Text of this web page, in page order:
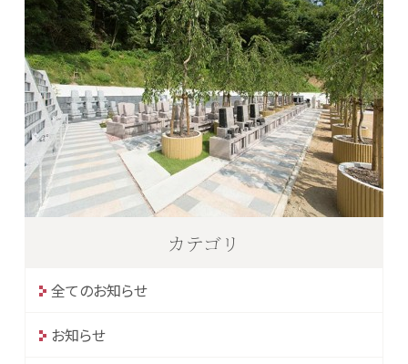
カテゴリ
全てのお知らせ
お知らせ